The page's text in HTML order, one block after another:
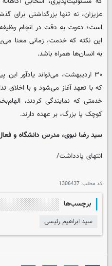
عزیزان، نه تنها بزرگداشتی برای
است؛ دعوت به دقت در انجام
این نکته که خدمت، زمانی معنا
به انسان‌ها همراه باشد.
۳۰ اردیبهشت، می‌تواند یادآور
که با تعهد آغاز می‌شود و با اخلاق
خدمتی که نمایندگی کردند،
کوچک یا بزرگ، بر عهده دارند.
سید رضا نبوی، مدرس دانشگاه و
انتهای یادداشت/
کد مطلب: 1306437
برچسب‌ها
سید ابراهیم رئیسی